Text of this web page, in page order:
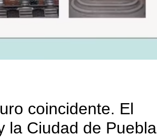
coincidente. El
la Ciudad de Puebla